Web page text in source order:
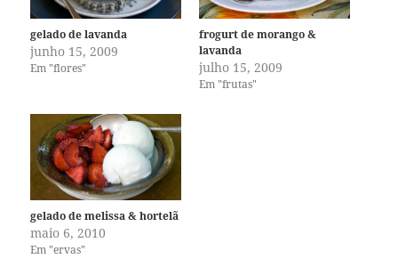
gelado de lavanda
junho 15, 2009
Em "flores"
frogurt de morango &
lavanda
julho 15, 2009
Em "frutas"
gelado de melissa & hortelã
maio 6, 2010
Em "ervas"